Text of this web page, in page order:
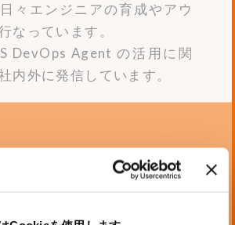
々エンジニアの育成やアウ
なっています。
DevOps Agent の活用に関
内外に発信しています。